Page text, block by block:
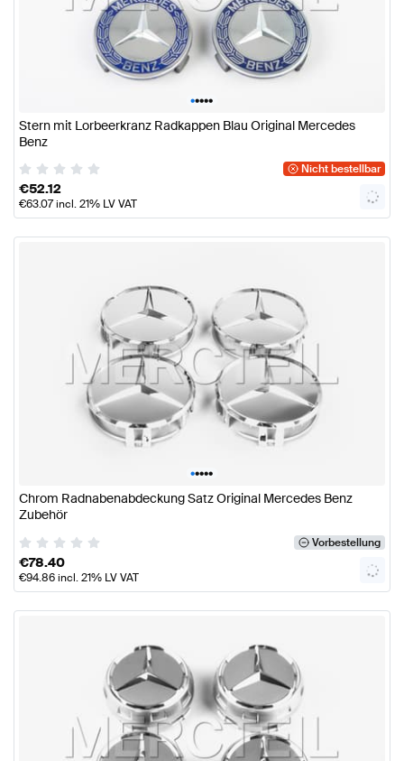
•••••
Stern mit Lorbeerkranz Radkappen Blau Original Mercedes
Benz
Nicht bestellbar
€52.12
€63.07incl. 21% LV VAT
•••••
Chrom Radnabenabdeckung Satz Original Mercedes Benz
Zubehör
Vorbestellung
€78.40
€94.86incl. 21% LV VAT